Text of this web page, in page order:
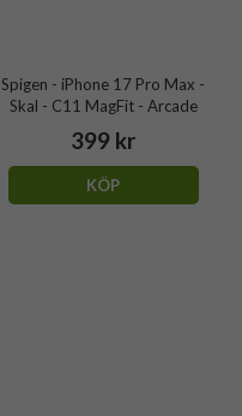
Spigen - iPhone 17 Pro Max -
Skal - C11 MagFit - Arcade
399 kr
KÖP